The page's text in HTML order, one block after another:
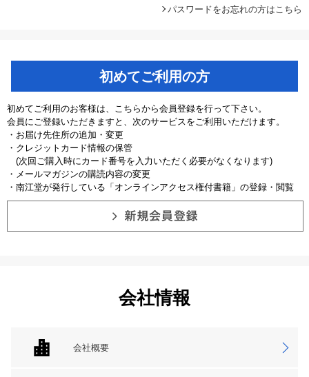
パスワードをお忘れの方はこちら
初めてご利用の方
初めてご利用のお客様は、こちらから会員登録を行って下さい。
会員にご登録いただきますと、次のサービスをご利用いただけます。
・お届け先住所の追加・変更
・クレジットカード情報の保管
(次回ご購入時にカード番号を入力いただく必要がなくなります)
・メールマガジンの購読内容の変更
・南江堂が発行している「オンラインアクセス権付書籍」の登録・閲覧
会社情報
会社概要